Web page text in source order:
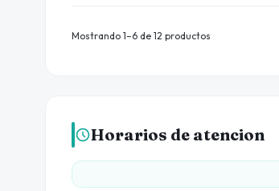
Mostrando 1–6 de 12 productos
Horarios de atencion